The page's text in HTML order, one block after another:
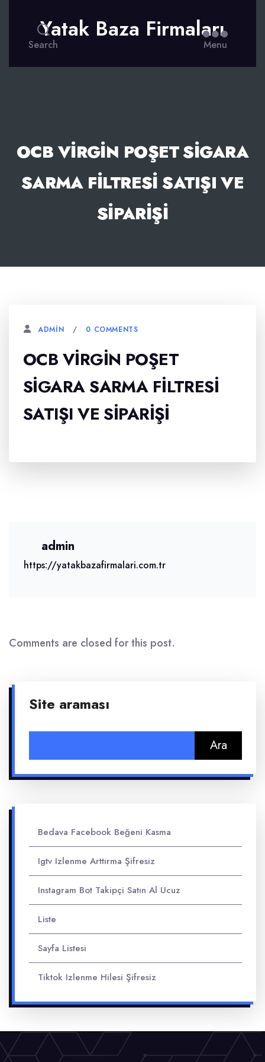
Search
Yatak Baza Firmaları
Menu
OCB VIRGIN POŞET SIGARA
SARMA FILTRESI SATIŞI VE
SIPARIŞI
ADMIN 0 COMMENTS
OCB VIRGIN POŞET
SIGARA SARMA FILTRESI
SATIŞI VE SIPARIŞI
admin
https://yatakbazafirmalari.com.tr
Comments are closed for this post.
Site araması
Bedava Facebook Beğeni Kasma
Igtv Izlenme Arttırma Şifresiz
Instagram Bot Takipçi Satın Al Ucuz
Liste
Sayfa Listesi
Tiktok Izlenme Hilesi Şifresiz